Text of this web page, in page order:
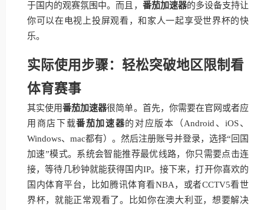
于国内的观赛氛围中。而且， 番茄加速器的多设备支持让
你可以在电视上投屏观看，和家人一起享受世界杯的快
乐。
实际使用步骤：轻松突破地区限制看
体育赛事
其实使用番茄加速器很简单。首先，你需要在官网或者应
用商店下载番茄加速器的对应版本（Android、iOS、
Windows、mac都有）。然后注册账号并登录，选择“回国
加速”模式。系统会智能推荐最优线路，你只需要点击连
接，等待几秒钟就能获得国内IP。接下来，打开你喜欢的
国内体育平台，比如腾讯体育看NBA，或者CCTV5看世
界杯，就能正常观看了。比如你在澳大利亚，想要解决